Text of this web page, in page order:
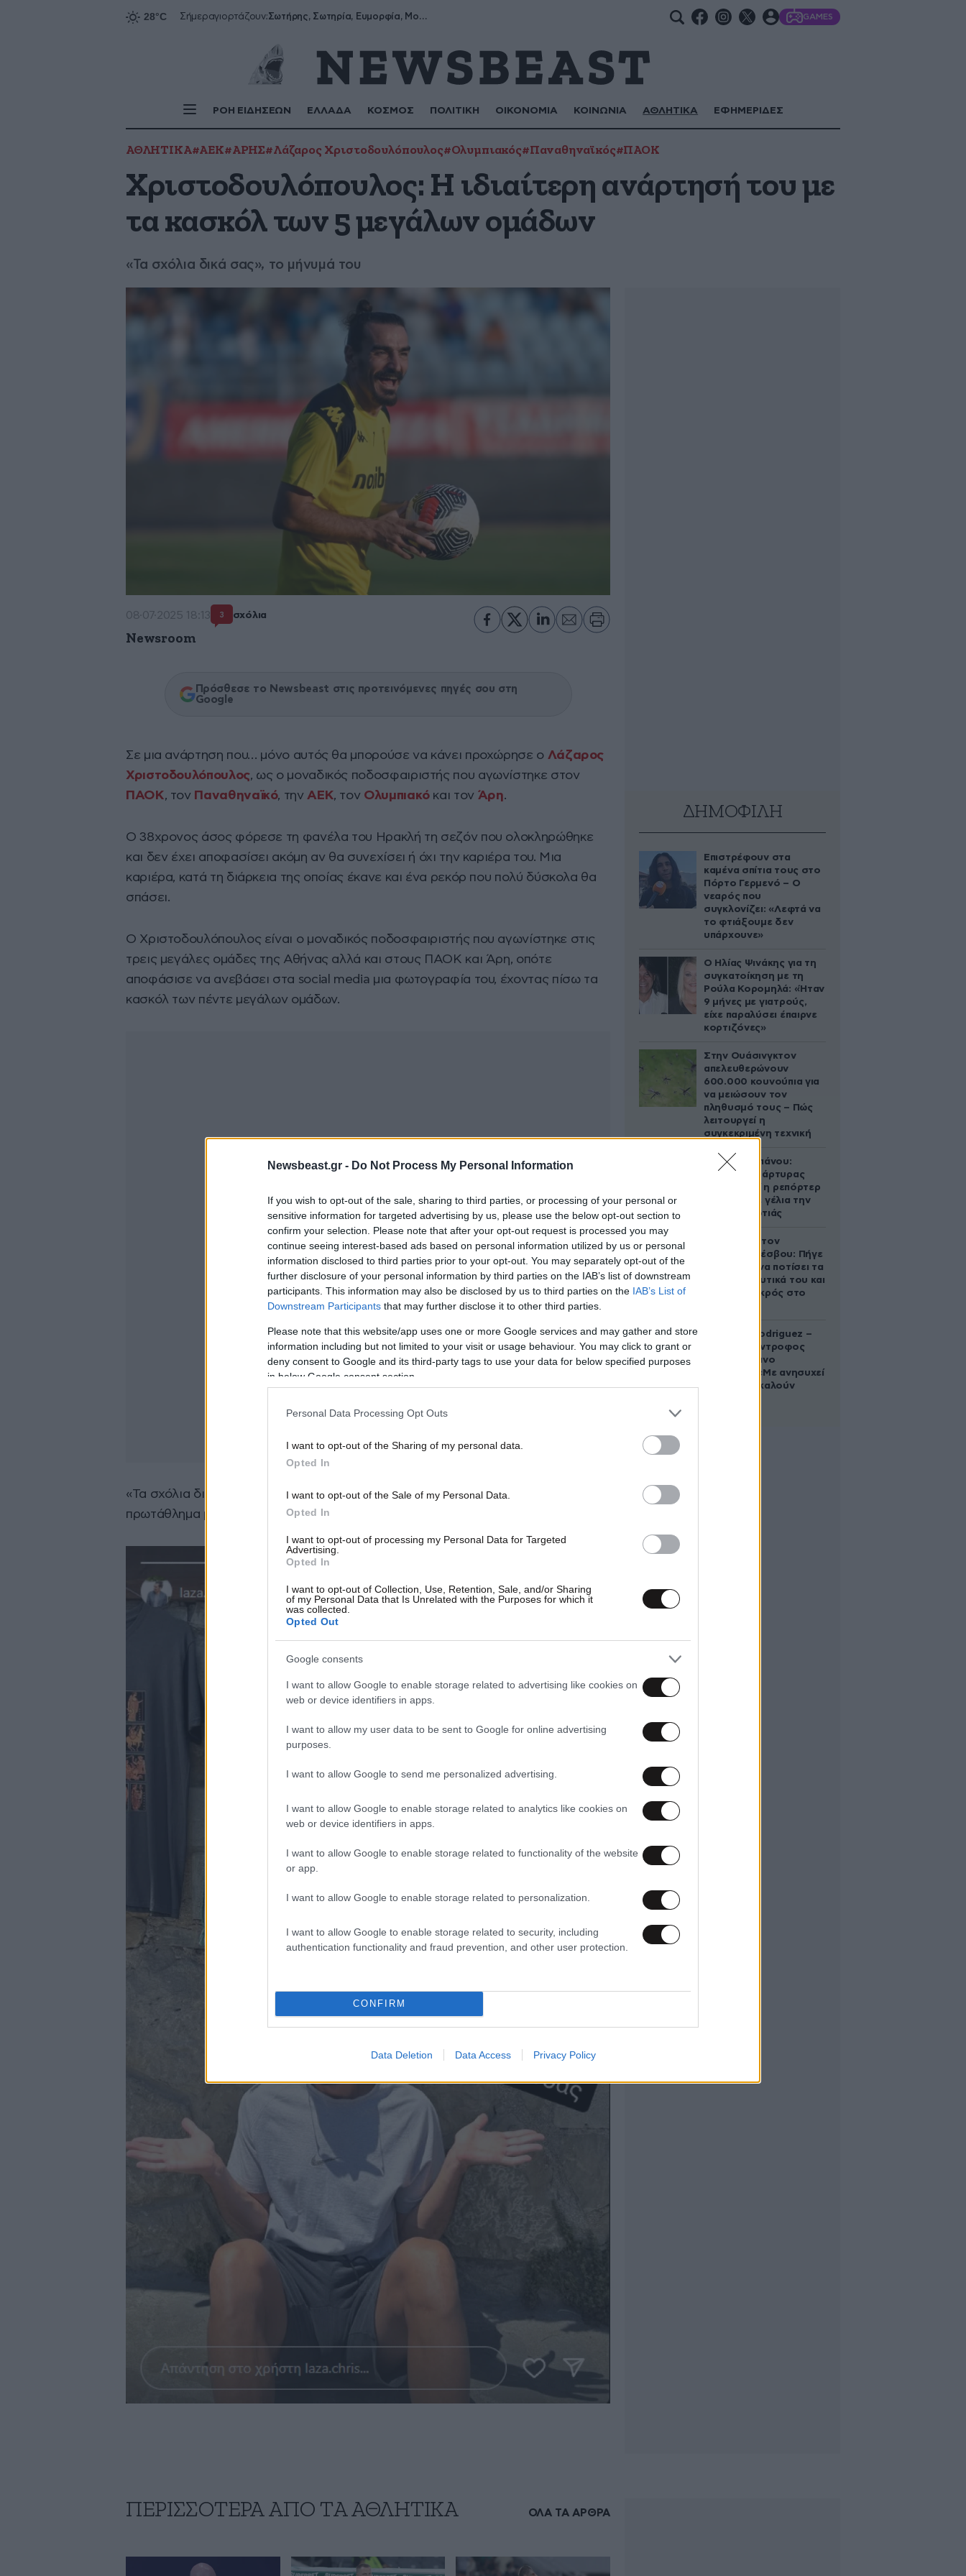
Newsbeast.gr - Do Not Process My Personal Information
If you wish to opt-out of the sale, sharing to third parties, or processing of your personal or
sensitive information for targeted advertising by us, please use the below opt-out section to
confirm your selection. Please note that after your opt-out request is processed you may
continue seeing interest-based ads based on personal information utilized by us or personal
information disclosed to third parties prior to your opt-out. You may separately opt-out of the
further disclosure of your personal information by third parties on the IAB’s list of downstream
participants. This information may also be disclosed by us to third parties on the IAB’s List of
Downstream Participants that may further disclose it to other third parties.
Please note that this website/app uses one or more Google services and may gather and store
information including but not limited to your visit or usage behaviour. You may click to grant or
deny consent to Google and its third-party tags to use your data for below specified purposes
in below Google consent section.
Personal Data Processing Opt Outs
I want to opt-out of the Sharing of my personal data.
Opted In
I want to opt-out of the Sale of my Personal Data.
Opted In
I want to opt-out of processing my Personal Data for Targeted
Advertising.
Opted In
I want to opt-out of Collection, Use, Retention, Sale, and/or Sharing
of my Personal Data that Is Unrelated with the Purposes for which it
was collected.
Opted Out
Google consents
I want to allow Google to enable storage related to advertising like cookies on
web or device identifiers in apps.
I want to allow my user data to be sent to Google for online advertising
purposes.
I want to allow Google to send me personalized advertising.
I want to allow Google to enable storage related to analytics like cookies on
web or device identifiers in apps.
I want to allow Google to enable storage related to functionality of the website
or app.
I want to allow Google to enable storage related to personalization.
I want to allow Google to enable storage related to security, including
authentication functionality and fraud prevention, and other user protection.
CONFIRM
Data Deletion Data Access Privacy Policy
Σήμεραγιορτάζουν: Σωτήρης, Σωτηρία, Ευμορφία, Μορφούλα GAMES
ΡΟΗ ΕΙΔΗΣΕΩΝ ΕΛΛΑΔΑ ΚΟΣΜΟΣ ΠΟΛΙΤΙΚΗ ΟΙΚΟΝΟΜΙΑ ΚΟΙΝΩΝΙΑ ΑΘΛΗΤΙΚΑ ΕΦΗΜΕΡΙΔΕΣ
ΑΘΛΗΤΙΚΑ#ΑΕΚ#ΑΡΗΣ#Λάζαρος Χριστοδουλόπουλος#Ολυμπιακός#Παναθηναϊκός#ΠΑΟΚ
Χριστοδουλόπουλος: Η ιδιαίτερη ανάρτησή του με
τα κασκόλ των 5 μεγάλων ομάδων
«Τα σχόλια δικά σας», το μήνυμά του
08·07·2025 18:13 3 σχόλια
Newsroom
Πρόσθεσε το Newsbeast στις προτεινόμενες πηγές σου στη
Google
Σε μια ανάρτηση που… μόνο αυτός θα μπορούσε να κάνει προχώρησε ο Λάζαρος
Χριστοδουλόπουλος, ως ο μοναδικός ποδοσφαιριστής που αγωνίστηκε στον
ΠΑΟΚ, τον Παναθηναϊκό, τηνΑΕΚ, τον Ολυμπιακό και τον Άρη.
Ο 38χρονος άσος φόρεσε τη φανέλα του Ηρακλή τη σεζόν που ολοκληρώθηκε
και δεν έχει αποφασίσει ακόμη αν θα συνεχίσει ή όχι την καριέρα του. Μια
καριέρα, κατά τη διάρκεια της οποίας έκανε και ένα ρεκόρ που πολύ δύσκολα θα
σπάσει.
Ο Χριστοδουλόπουλος είναι ο μοναδικός ποδοσφαιριστής που αγωνίστηκε στις
τρεις μεγάλες ομάδες της Αθήνας αλλά και στους ΠΑΟΚ και Άρη, οπότε
αποφάσισε να ανεβάσει στα social media μια φωτογραφία του, έχοντας πίσω τα
κασκόλ των πέντε μεγάλων ομάδων.
«Τα σχόλια δικά σας», ήταν το μήνυμα του Λάζαρου, ο οποίος κατέκτησε
πρωτάθλημα με Παναθηναϊκό, ΑΕΚ και Ολυμπιακό.
ΔΗΜΟΦΙΛΗ
Επιστρέφουν στα
καμένα σπίτια τους στο
Πόρτο Γερμενό – Ο
νεαρός που
συγκλονίζει: «Λεφτά να
το φτιάξουμε δεν
υπάρχουνε»
Ο Ηλίας Ψινάκης για τη
συγκατοίκηση με τη
Ρούλα Κορομηλά: «Ήταν
9 μήνες με γιατρούς,
είχε παραλύσει έπαιρνε
κορτιζόνες»
Στην Ουάσινγκτον
απελευθερώνουν
600.000 κουνούπια για
να μειώσουν τον
πληθυσμό τους – Πώς
λειτουργεί η
συγκεκριμένη τεχνική
Μαρία Σιαμπάνου:
Αυτόπτης μάρτυρας
εξηγεί γιατί η ρεπόρτερ
ξέσπασε σε γέλια την
ώρα της φωτιάς
Τραγωδία στον
Ασώματο Λέσβου: Πήγε
στο κτήμα να ποτίσει τα
οπωροκηπευτικά του και
βρέθηκε νεκρός στο
Georgina Rodriguez –
Ξεσπά η σύντροφος
του Κριστιάνο
Ρονάλντο: «Με ανησυχεί
που με αποκαλούν
ΠΕΡΙΣΣΟΤΕΡΑ ΑΠΟ ΤA ΑΘΛΗΤΙΚΑ ΟΛΑ ΤΑ ΑΡΘΡΑ